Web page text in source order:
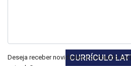
CURRÍCULO
Deseja receber novidades e conteúdo